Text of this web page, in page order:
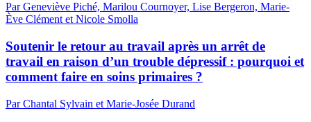
Par Geneviève Piché, Marilou Cournoyer, Lise Bergeron, Marie-
Ève Clément et Nicole Smolla
Soutenir le retour au travail après un arrêt de
travail en raison d’un trouble dépressif : pourquoi et
comment faire en soins primaires ?
Par Chantal Sylvain et Marie-Josée Durand